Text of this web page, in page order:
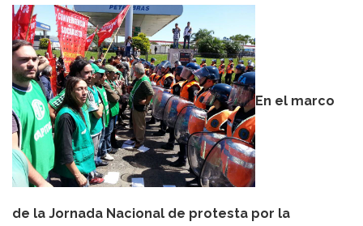
En el marco
de la Jornada Nacional de protesta por la